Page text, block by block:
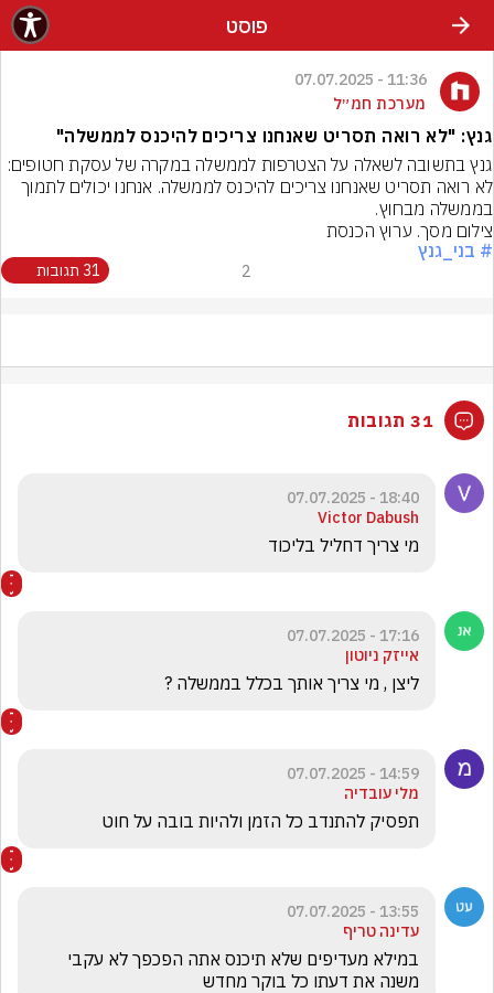
פוסט
11:36 - 07.07.2025
מערכת חמ״ל
גנץ: "לא רואה תסריט שאנחנו צריכים להיכנס לממשלה"
בממשלה מבחוץ.
צילום מסך. ערוץ הכנסת
# בני_גנץ
2 31 תגובות
31 תגובות
18:40 - 07.07.2025
Victor Dabush
מי צריך דחליל בליכוד
17:16 - 07.07.2025
אייזק ניוטון
ליצן , מי צריך אותך בכלל בממשלה ?
14:59 - 07.07.2025
מלי עובדיה
תפסיק להתנדב כל הזמן ולהיות בובה על חוט
13:55 - 07.07.2025
עדינה טריף
משנה את דעתו כל בוקר מחדש